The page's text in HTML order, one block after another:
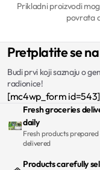
Prikladni proizvodi
povrata
Pretplatite se
Budi prvi koji saznaju o
radionice!
[mc4wp_form id=543]
Fresh groceries
daily
Fresh products
delivered
Products carefully